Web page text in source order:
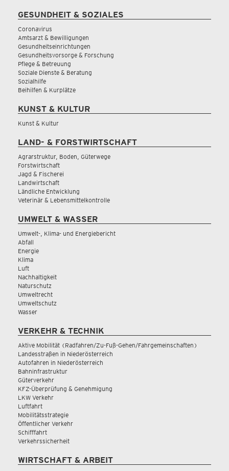
GESUNDHEIT & SOZIALES
Coronavirus
Amtsarzt & Bewilligungen
Gesundheitseinrichtungen
Gesundheitsvorsorge & Forschung
Pflege & Betreuung
Soziale Dienste & Beratung
Sozialhilfe
Beihilfen & Kurplätze
KUNST & KULTUR
Kunst & Kultur
LAND- & FORSTWIRTSCHAFT
Agrarstruktur, Boden, Güterwege
Forstwirtschaft
Jagd & Fischerei
Landwirtschaft
Ländliche Entwicklung
Veterinär & Lebensmittelkontrolle
UMWELT & WASSER
Umwelt-, Klima- und Energiebericht
Abfall
Energie
Klima
Luft
Nachhaltigkeit
Naturschutz
Umweltrecht
Umweltschutz
Wasser
VERKEHR & TECHNIK
Aktive Mobilität (Radfahren/Zu-Fuß-Gehen/Fahrgemeinschaften)
Landesstraßen in Niederösterreich
Autofahren in Niederösterreich
Bahninfrastruktur
Güterverkehr
KFZ-Überprüfung & Genehmigung
LKW Verkehr
Luftfahrt
Mobilitätsstrategie
Öffentlicher Verkehr
Schifffahrt
Verkehrssicherheit
WIRTSCHAFT & ARBEIT